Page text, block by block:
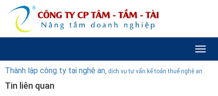
Toggle
Thành lập công ty tại nghệ an, dịch vụ tư vấn kế toán thuế nghệ an
Tin liên quan